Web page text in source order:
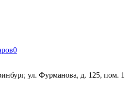
0
ул. Фурманова, д. 125, пом. 1